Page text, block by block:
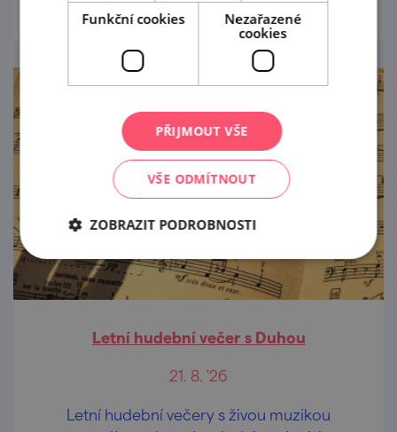
Letní hudební večer s Duhou
21. 8. '26
Letní hudební večery s živou muzikou
Funkční cookies
Nezařazené
cookies
PŘIJMOUT VŠE
VŠE ODMÍTNOUT
ZOBRAZIT PODROBNOSTI